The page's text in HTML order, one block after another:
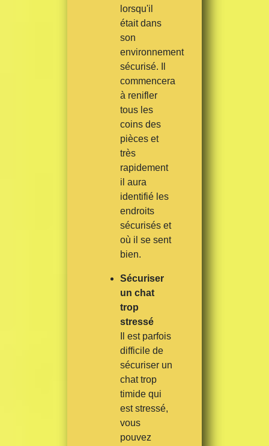
lorsqu'il
était dans
son
environnement
sécurisé. Il
commencera
à renifler
tous les
coins des
pièces et
très
rapidement
il aura
identifié les
endroits
sécurisés et
où il se sent
bien.
Sécuriser
un chat
trop
stressé
Il est parfois
difficile de
sécuriser un
chat trop
timide qui
est stressé,
vous
pouvez